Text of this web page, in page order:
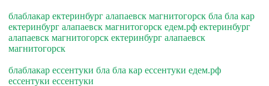
блаблакар ектеринбург алапаевск магнитогорск бла бла кар
ектеринбург алапаевск магнитогорск едем.рф ектеринбург
алапаевск магнитогорск ектеринбург алапаевск
магнитогорск
блаблакар ессентуки бла бла кар ессентуки едем.рф
ессентуки ессентуки